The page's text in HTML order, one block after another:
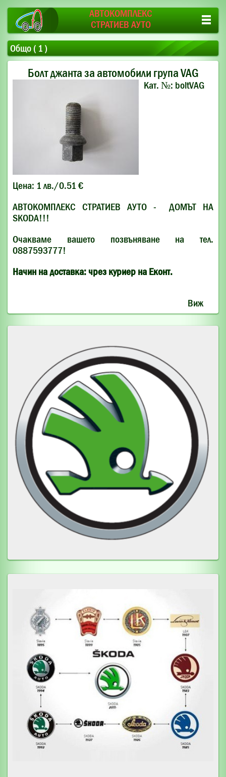
АВТОКОМПЛЕКС
СТРАТИЕВ АУТО
Общо ( 1 )
Болт джанта за автомобили група VAG
Кат. №: boltVAG
Цена: 1 лв./0.51 €
АВТОКОМПЛЕКС СТРАТИЕВ АУТО - ДОМЪТ НА
SKODA!!!
Очакваме вашето позвъняване на тел.
0887593777!
Начин на доставка: чрез куриер на Еконт.
Виж